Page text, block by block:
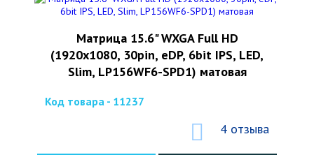
Матрица 15.6" WXGA Full HD
(1920x1080, 30pin, eDP, 6bit IPS, LED,
Slim, LP156WF6-SPD1) матовая
Код товара - 11237
4 отзыва